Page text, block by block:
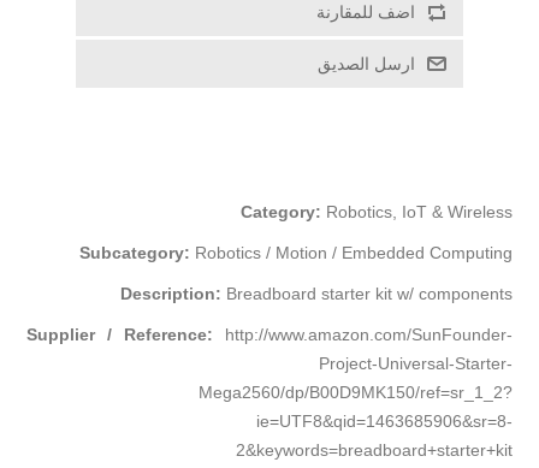
اضف للمقارنة
ارسل الصديق
Category: Robotics, IoT & Wireless
Subcategory: Robotics / Motion / Embedded Computing
Description: Breadboard starter kit w/ components
Supplier / Reference: http://www.amazon.com/SunFounder-
Project-Universal-Starter-
Mega2560/dp/B00D9MK150/ref=sr_1_2?
ie=UTF8&qid=1463685906&sr=8-
2&keywords=breadboard+starter+kit